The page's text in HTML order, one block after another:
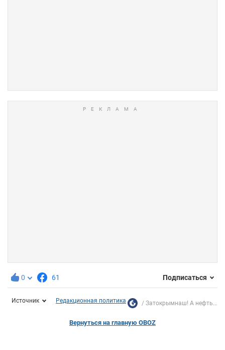
0 61 Подписаться
Источник Редакционная политика Затокрымнаш! А нефть...
Вернуться на главную OBOZ